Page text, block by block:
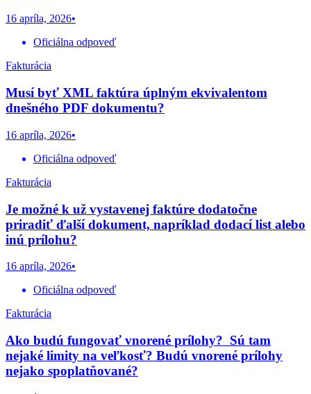
16 apríla, 2026•
Oficiálna odpoveď
Fakturácia
Musí byť XML faktúra úplným ekvivalentom
dnešného PDF dokumentu?
16 apríla, 2026•
Oficiálna odpoveď
Fakturácia
Je možné k už vystavenej faktúre dodatočne
priradiť ďalší dokument, napríklad dodací list alebo
inú prílohu?
16 apríla, 2026•
Oficiálna odpoveď
Fakturácia
Ako budú fungovať vnorené prílohy? Sú tam
nejaké limity na veľkosť? Budú vnorené prílohy
nejako spoplatňované?